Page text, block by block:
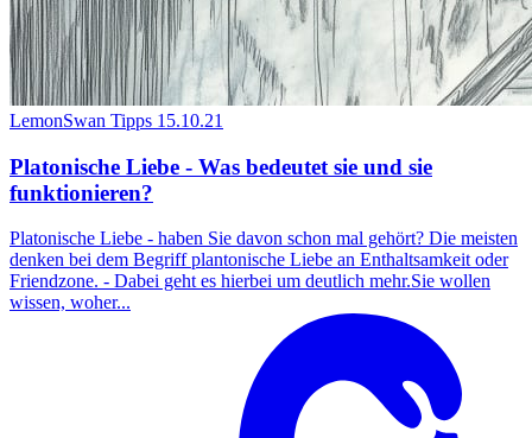
LemonSwan Tipps 15.10.21
Platonische Liebe - Was bedeutet sie und sie
funktionieren?
Platonische Liebe - haben Sie davon schon mal gehört? Die meisten
denken bei dem Begriff plantonische Liebe an Enthaltsamkeit oder
Friendzone. - Dabei geht es hierbei um deutlich mehr.Sie wollen
wissen, woher...